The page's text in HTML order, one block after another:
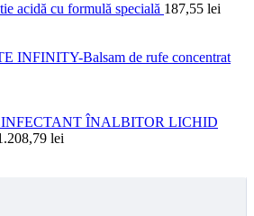
acidă cu formulă specială 187,55 lei
INFINITY-Balsam de rufe concentrat
ÎNALBITOR LICHID
lei